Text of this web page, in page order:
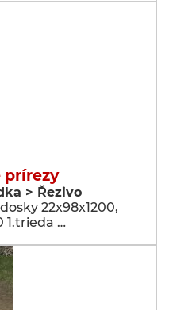
prírezy
> Řezivo
22x98x1200,
1.trieda …